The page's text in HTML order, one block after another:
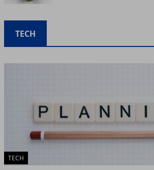
TECH
TECH